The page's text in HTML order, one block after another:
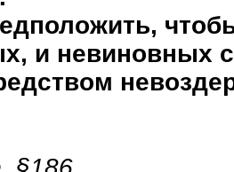
и невиновных